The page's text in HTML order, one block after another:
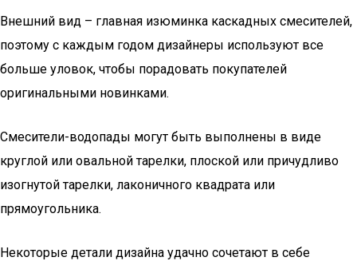
Внешний вид – главная изюминка каскадных смесителей,
поэтому с каждым годом дизайнеры используют все
больше уловок, чтобы порадовать покупателей
оригинальными новинками.
Смесители-водопады могут быть выполнены в виде
круглой или овальной тарелки, плоской или причудливо
изогнутой тарелки, лаконичного квадрата или
прямоугольника.
Некоторые детали дизайна удачно сочетают в себе